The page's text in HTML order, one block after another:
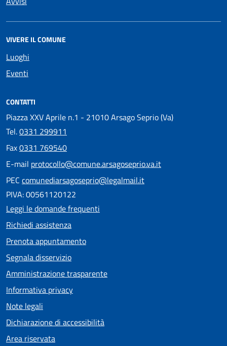
VIVERE IL COMUNE
Luoghi
Eventi
CONTATTI
Piazza XXV Aprile n.1 - 21010 Arsago Seprio (Va)
Tel.0331 299911
Fax0331 769540
E-mail protocollo@comune.arsagoseprio.va.it
PEC comunediarsagoseprio@legalmail.it
PIVA: 00561120122
Leggi le domande frequenti
Richiedi assistenza
Prenota appuntamento
Segnala disservizio
Amministrazione trasparente
Informativa privacy
Note legali
Dichiarazione di accessibilità
Area riservata